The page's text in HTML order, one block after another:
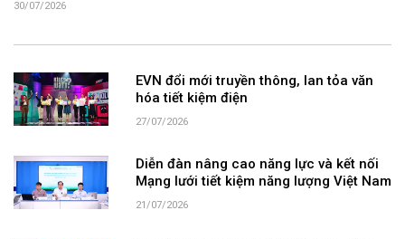
30/07/2026
EVN đổi mới truyền thông, lan tỏa văn
hóa tiết kiệm điện
27/07/2026
Diễn đàn nâng cao năng lực và kết nối
Mạng lưới tiết kiệm năng lượng Việt Nam
21/07/2026